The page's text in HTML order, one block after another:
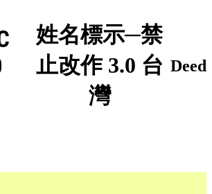
姓名標示─禁
止改作 3.0 台
灣
Deed